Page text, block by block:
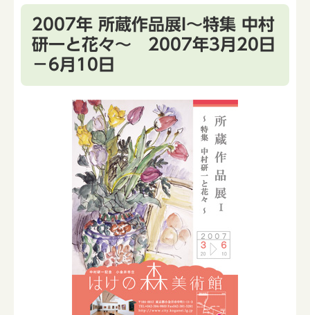
2007年 所蔵作品展I～特集 中村
研一と花々～ 2007年3月20日
－6月10日